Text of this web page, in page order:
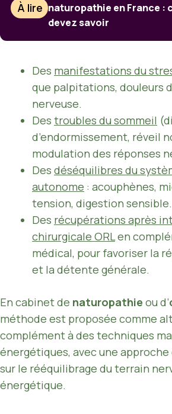
À lire naturopathie en France :
devez savoir
Des manifestations du
que palpitations, douleurs
nerveuse.
Des troubles du sommeil
d’endormissement, réveil
modulation des réponses
Des déséquilibres du
autonome : acouphènes,
tension, digestion sensible.
Des récupérations après
chirurgicale ORLen
médical, pour favoriser la
et la détente générale.
En cabinet de naturopathie ou d’
méthode est proposée comme
complément à des techniques
énergétiques, avec une
sur le rééquilibrage du terrain
énergétique.